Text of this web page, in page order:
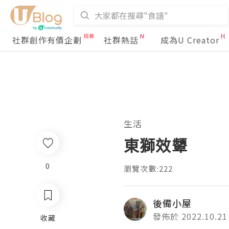
社群創作有價企劃 社群熱話 成為U Creator
生活
東獅效顰
瀏覽次數:222
後備小屋
發佈於 2022.10.21
0
收藏